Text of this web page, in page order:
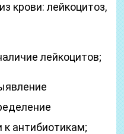
крови: лейкоцитоз,
лейкоцитов;
к антибиотикам;